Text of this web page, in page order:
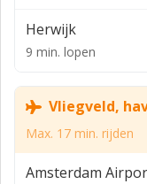
Opleveringsniveau:
en is onder meer
- plafonds met
- indeling in
Herwijk
9 min. lopen
Vliegveld,
Max. 17 min. rijden
Amsterdam